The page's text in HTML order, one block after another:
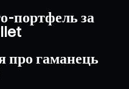
портфель за
про гаманець